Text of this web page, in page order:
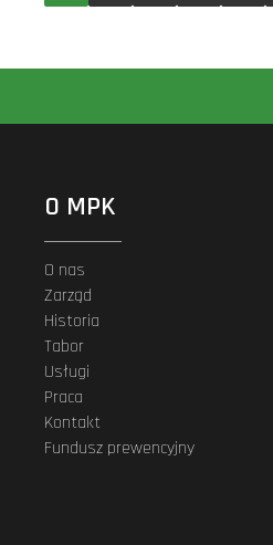
O MPK
O nas
Zarząd
Historia
Tabor
Usługi
Praca
Kontakt
Fundusz prewencyjny